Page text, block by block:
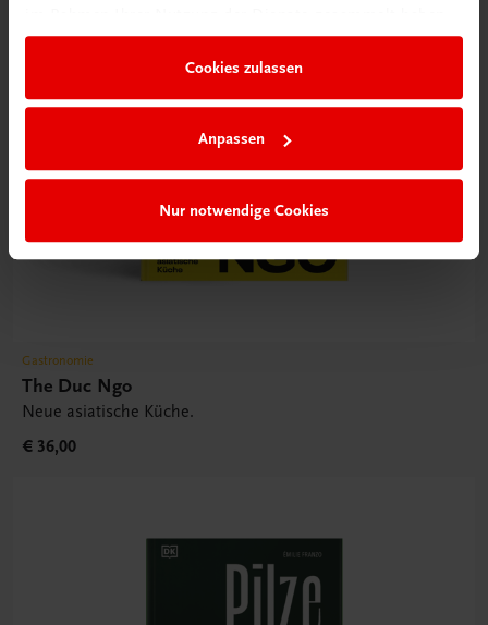
Cookies zulassen
Anpassen
Nur notwendige Cookies
Gastronomie
The Duc Ngo
Neue asiatische Küche.
€ 36,00